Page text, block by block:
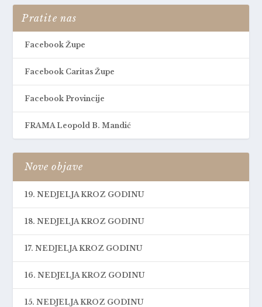
Pratite nas
Facebook Župe
Facebook Caritas Župe
Facebook Provincije
FRAMA Leopold B. Mandić
Nove objave
19. NEDJELJA KROZ GODINU
18. NEDJELJA KROZ GODINU
17. NEDJELJA KROZ GODINU
16. NEDJELJA KROZ GODINU
15. NEDJELJA KROZ GODINU